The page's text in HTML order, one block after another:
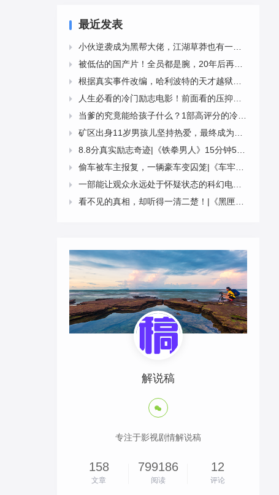
最近发表

小伙逆袭成为黑帮大佬，江湖草莽也有一颗爱国心|《大上海》5000字解说稿

被低估的国产片！全员都是腕，20年后再看，肃然起敬！-《幸福时光》4543字解说稿

根据真实事件改编，哈利波特的天才越狱计划|《天才计划》12分钟4919字解说稿

人生必看的冷门励志电影！前面看的压抑，结局豁然开朗！|《浮云世事》13分钟4207字解说稿

当爹的究竟能给孩子什么？1部高评分的冷门电影《默默无闻》10分钟3328字解说稿

矿区出身11岁男孩儿坚持热爱，最终成为著名芭蕾舞者|《跳出我天地》13分钟3998字解说稿

8.8分真实励志奇迹|《铁拳男人》15分钟5529字解说稿

偷车被车主报复，一辆豪车变囚笼|《车牢》9分钟2402字解说稿

一部能让观众永远处于怀疑状态的科幻电影|《科洛弗道10号》9分钟2958字解说稿

看不见的真相，却听得一清二楚！|《黑匣子》9分钟2611字解说稿
解说稿

专注于影视剧情解说稿
158
文章
799186
阅读
12
评论